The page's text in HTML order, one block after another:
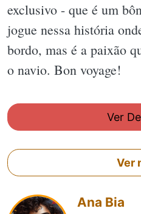
exclusivo - que é um
jogue nessa história
bordo, mas é a paixão
o navio. Bon voyage!
Ver
Ver
Ana Bia